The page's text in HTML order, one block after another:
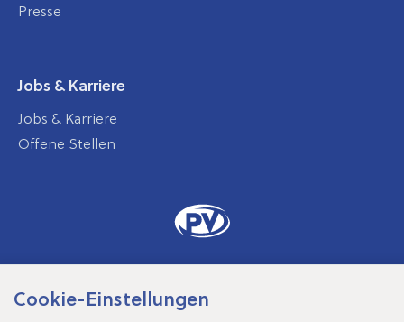
Cookie-Einstellungen
Presse
Jobs & Karriere
Jobs & Karriere
Offene Stellen